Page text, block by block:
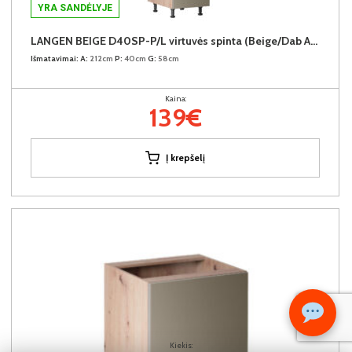
Kiekis:
YRA SANDĖLYJE
LANGEN BEIGE D40SP-P/L virtuvės spinta (Beige/Dab Artisan)
Išmatavimai: A: 212cm P: 40cm G: 58cm
Kaina:
139€
Į krepšelį